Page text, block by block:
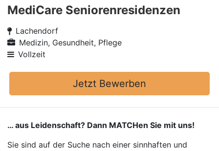
MediCare Seniorenresidenzen
Lachendorf
Medizin, Gesundheit, Pflege
Vollzeit
Jetzt Bewerben
… aus Leidenschaft? Dann MATCHen Sie mit uns!
Sie sind auf der Suche nach einer sinnhaften und